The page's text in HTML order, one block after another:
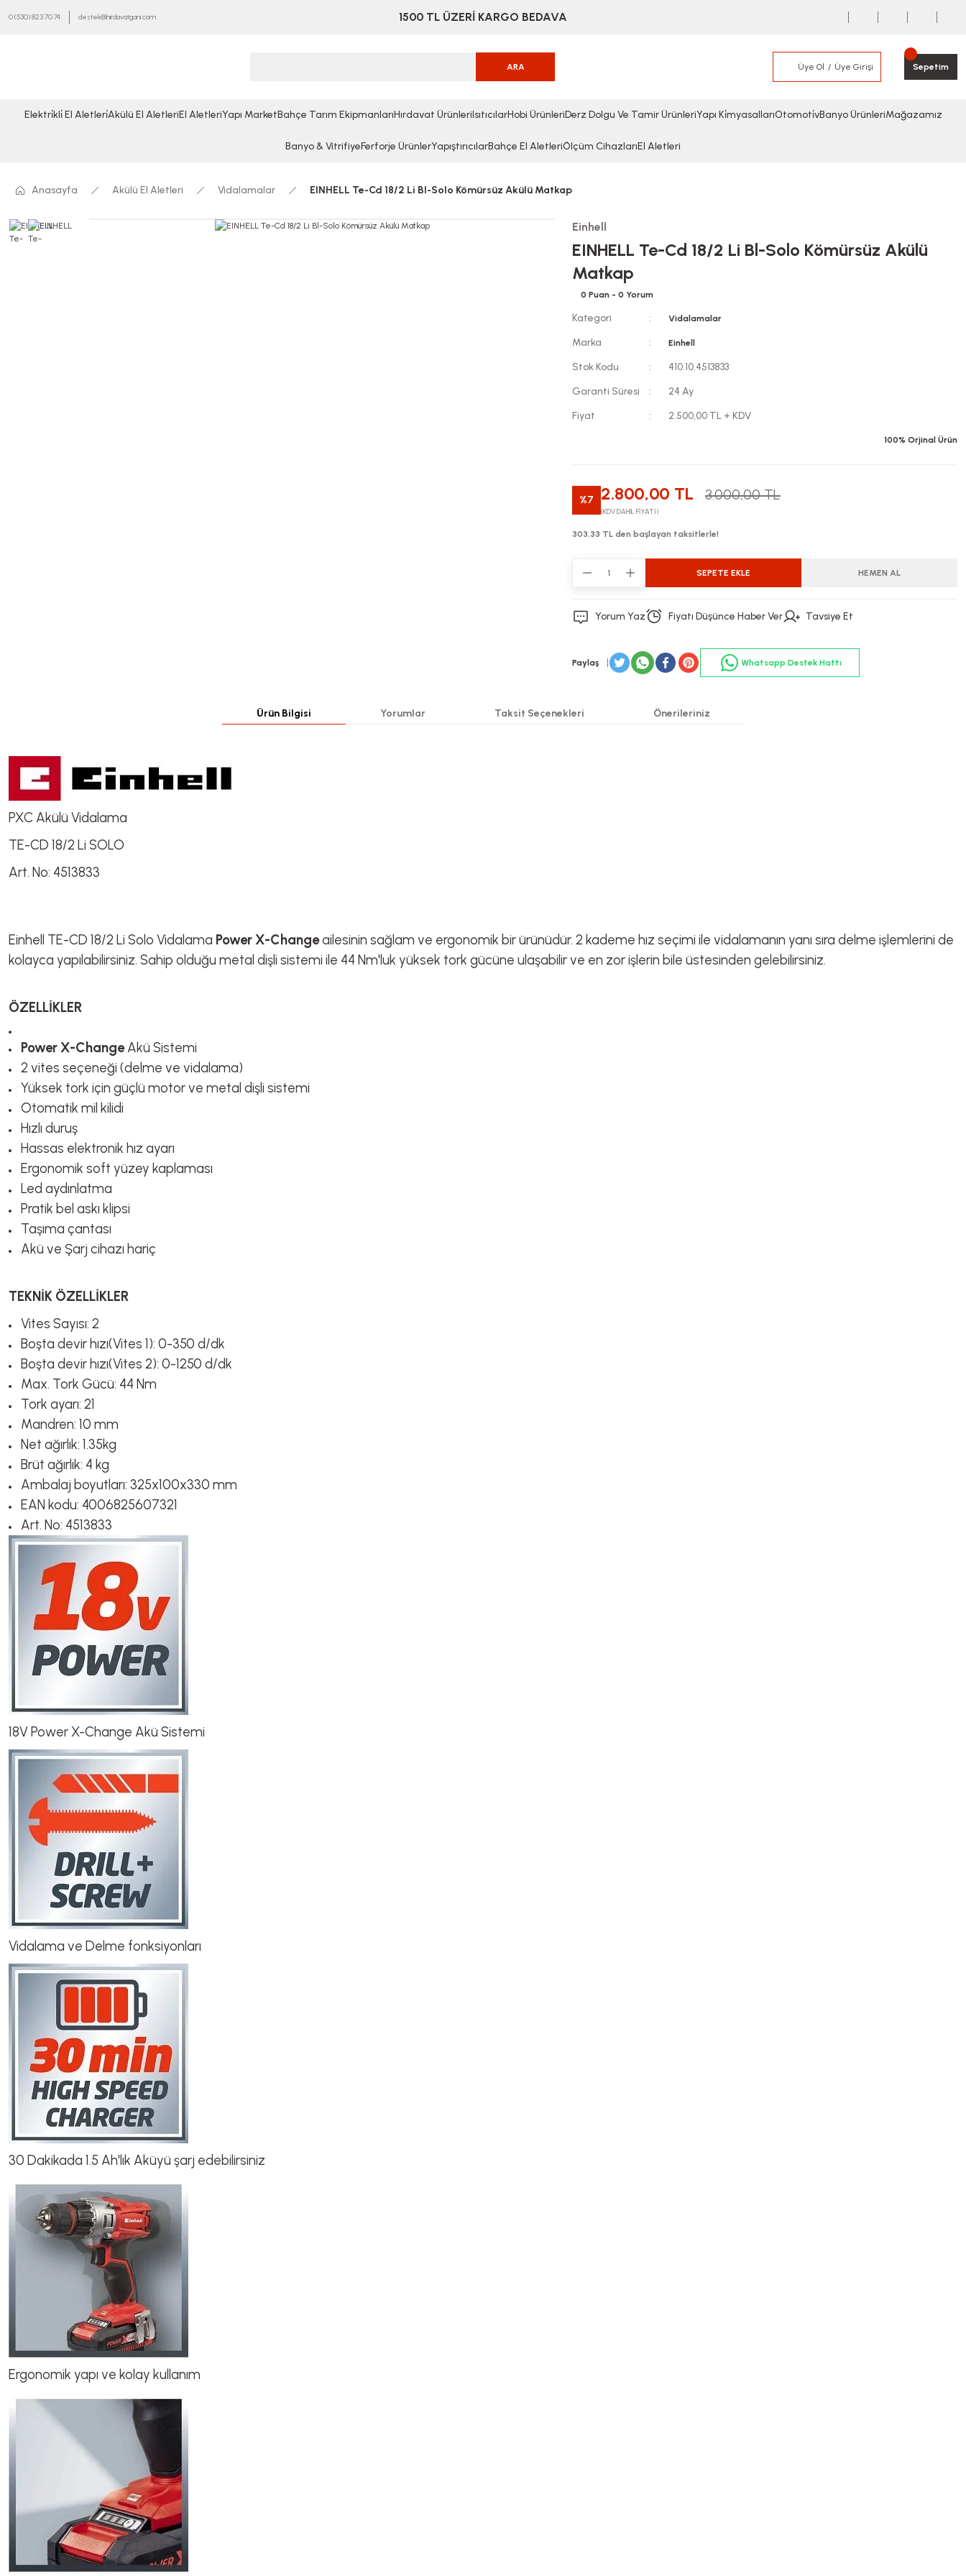
0 (530) 823 70 74 destek@hirdavatgani.com 1500 TL ÜZERİ KARGO BEDAVA
ARA Üye Ol Üye Girişi Sepetim
Elektri̇kli̇ El Aletleri̇Akülü El AletleriEl AletleriYapı MarketBahçe Tarım EkipmanlarıHırdavat ÜrünleriIsıtıcılarHobi ÜrünleriDerz Dolgu Ve Tamir ÜrünleriYapı Ki̇myasallarıOtomoti̇vBanyo ÜrünleriMağazamız
Banyo & VitrifiyeFerforje ÜrünlerYapıştırıcılarBahçe El AletleriÖlçüm CihazlarıEl Aletleri
Anasayfa Akülü El Aletleri Vidalamalar EINHELL Te-Cd 18/2 Li Bl-Solo Kömürsüz Akülü Matkap
Einhell
EINHELL Te-Cd 18/2 Li Bl-Solo Kömürsüz Akülü
Matkap
0 Puan - 0 Yorum
Kategori Vidalamalar
Marka Einhell
Stok Kodu
410.10.4513833
Garanti Süresi
24 Ay
Fiyat
2.500,00 TL + KDV
100% Orjinal Ürün
%7 2.800,00 TL 3.000,00 TL
(KDV DAHİL FİYATI)
303,33 TL den başlayan taksitlerle!
SEPETE EKLE HEMEN AL
Yorum Yaz Fiyatı Düşünce Haber Ver Tavsiye Et
Paylaş Whatsapp Destek Hattı
Ürün Bilgisi Yorumlar Taksit Seçenekleri Önerileriniz
PXC Akülü Vidalama
TE-CD 18/2 Li SOLO
Art. No: 4513833
Einhell TE-CD 18/2 Li Solo Vidalama Power X-Changeailesinin sağlam ve ergonomik bir ürünüdür. 2 kademe hız seçimi ile vidalamanın yanı sıra delme işlemlerini de
kolayca yapılabilirsiniz. Sahip olduğu metal dişli sistemi ile 44 Nm'luk yüksek tork gücüne ulaşabilir ve en zor işlerin bile üstesinden gelebilirsiniz.
ÖZELLİKLER
Power X-ChangeAkü Sistemi
2 vites seçeneği (delme ve vidalama)
Yüksek tork için güçlü motor ve metal dişli sistemi
Otomatik mil kilidi
Hızlı duruş
Hassas elektronik hız ayarı
Ergonomik soft yüzey kaplaması
Led aydınlatma
Pratik bel askı klipsi
Taşıma çantası
Akü ve Şarj cihazı hariç
TEKNİK ÖZELLİKLER
Vites Sayısı: 2
Boşta devir hızı(Vites 1): 0-350 d/dk
Boşta devir hızı(Vites 2): 0-1250 d/dk
Max. Tork Gücü: 44 Nm
Tork ayarı: 21
Mandren: 10 mm
Net ağırlık: 1.35kg
Brüt ağırlık: 4 kg
Ambalaj boyutları: 325x100x330 mm
EAN kodu: 4006825607321
Art. No: 4513833
18V Power X-Change Akü Sistemi
Vidalama ve Delme fonksiyonları
30 Dakikada 1.5 Ah'lık Aküyü şarj edebilirsiniz
Ergonomik yapı ve kolay kullanım